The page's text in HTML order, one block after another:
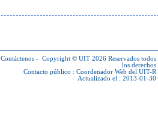
Contáctenos - Copyright © UIT 2026 Reservados todos
los derechos
Contacto público : Coordenador Web del UIT-R
Actualizado el : 2013-01-30